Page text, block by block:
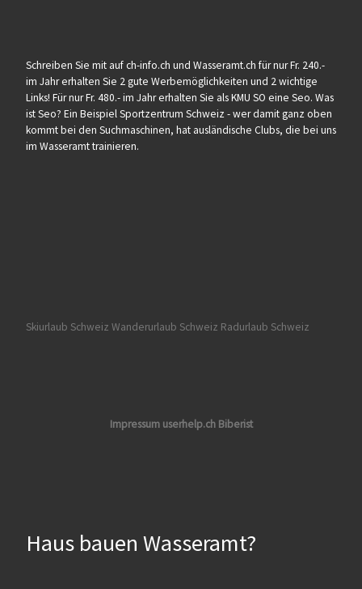
Schreiben Sie mit auf ch-info.ch und Wasseramt.ch für nur Fr. 240.-
im Jahr erhalten Sie 2 gute Werbemöglichkeiten und 2 wichtige
Links! Für nur Fr. 480.- im Jahr erhalten Sie als KMU SO eine Seo. Was
ist Seo? Ein Beispiel Sportzentrum Schweiz - wer damit ganz oben
kommt bei den Suchmaschinen, hat ausländische Clubs, die bei uns
im Wasseramt trainieren.
Skiurlaub Schweiz Wanderurlaub Schweiz Radurlaub Schweiz
Impressum userhelp.ch Biberist
Haus bauen Wasseramt?